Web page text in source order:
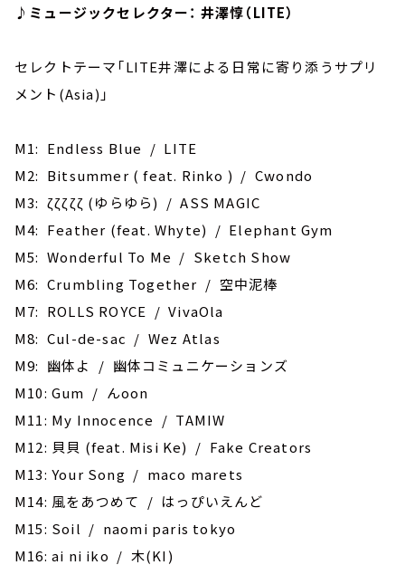
♪ミュージックセレクター： 井澤惇（LITE）
セレクトテーマ「LITE井澤による日常に寄り添うサプリ
メント(Asia)」
M1: Endless Blue / LITE
M2: Bitsummer ( feat. Rinko ) / Cwondo
M3: ζζζζζ (ゆらゆら) / ASS MAGIC
M4: Feather (feat. Whyte) / Elephant Gym
M5: Wonderful To Me / Sketch Show
M6: Crumbling Together / 空中泥棒
M7: ROLLS ROYCE / VivaOla
M8: ‎Cul-de-sac / Wez Atlas
M9: 幽体よ / 幽体コミュニケーションズ
M10: Gum / んoon
M11: ‎My Innocence / TAMIW
M12: 貝貝 (feat. Misi Ke) / Fake Creators
M13: ‎Your Song / maco marets
M14: 風をあつめて / はっぴいえんど
M15: Soil / naomi paris tokyo
M16: ai ni iko / 木(KI)